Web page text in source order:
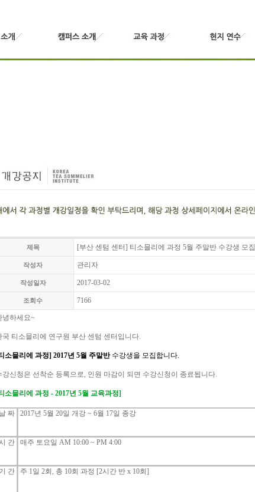
제목 [부산 센텀 센터] 티소믈리에 과정 5월 주말반 수강생 모집
작성자 관리자
작성일자 2017-03-02
조회수 7166
녕하세요~
국 티소믈리에 연구원 부산 센텀 센터입니다.
소믈리에 과정] 2017년 5월 주말반 수강생을 모집합니다.
강신청은 선착순 등록으로, 인원 마감이 되면 수강신청이 종료됩니다.
소믈리에 과정 - 2017년 5월 교육과정]
짜 2017년 5월 20일 개강 ~ 6월 17일 종강
간 매주 토요일 AM 10:00 ~ PM 4:00
간 주 1일 2회, 총 10회 과정 [2시간 반 x 10회]